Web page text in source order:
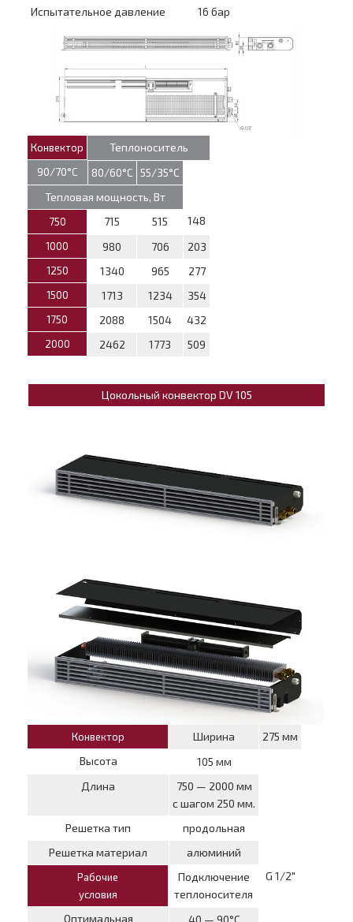
Испытательное давление 16 бар
Конвектор
Теплоноситель
90/70°С
80/60°С 55/35°С
Тепловая мощность, Вт
750 715 515 148
1000 980 706 203
1250 1340 965 277
1500 1713 1234 354
1750 2088 1504 432
2000 2462 1773 509
Цокольный конвектор DV 105
Конвектор Ширина
275 мм
Высота
105 мм
Длина
750 — 2000 мм
с шагом 250 мм.
Решетка тип
продольная
Решетка материал
алюминий
Рабочие
условия
Подключение
теплоносителя
G 1/2″
Оптимальная